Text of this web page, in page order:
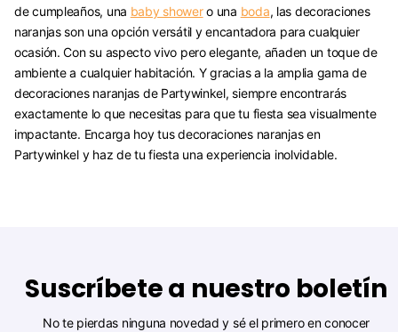
de cumpleaños, una baby showero una boda, las decoraciones
naranjas son una opción versátil y encantadora para cualquier
ocasión. Con su aspecto vivo pero elegante, añaden un toque de
ambiente a cualquier habitación. Y gracias a la amplia gama de
decoraciones naranjas de Partywinkel, siempre encontrarás
exactamente lo que necesitas para que tu fiesta sea visualmente
impactante. Encarga hoy tus decoraciones naranjas en
Partywinkel y haz de tu fiesta una experiencia inolvidable.
Suscríbete a nuestro boletín
No te pierdas ninguna novedad y sé el primero en conocer